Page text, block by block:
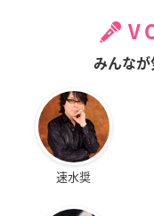
みんな
速水奨